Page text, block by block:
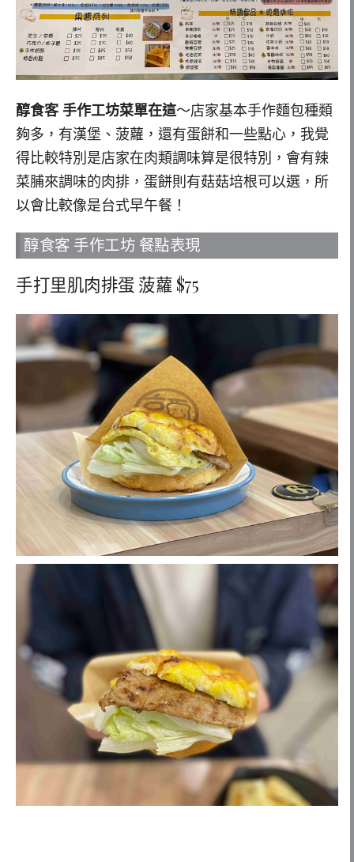
醇食客 手作工坊菜單在這～店家基本手作麵包種類
夠多，有漢堡、菠蘿，還有蛋餅和一些點心，我覺
得比較特別是店家在肉類調味算是很特別，會有辣
菜脯來調味的肉排，蛋餅則有菇菇培根可以選，所
以會比較像是台式早午餐！
醇食客 手作工坊 餐點表現
手打里肌肉排蛋 菠蘿 $75